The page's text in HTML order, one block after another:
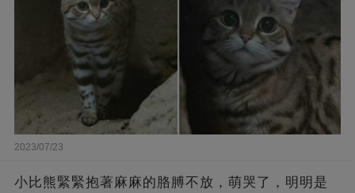
2023/07/23
小比熊緊緊抱著麻麻的胳膊不放，萌哭了，明明是